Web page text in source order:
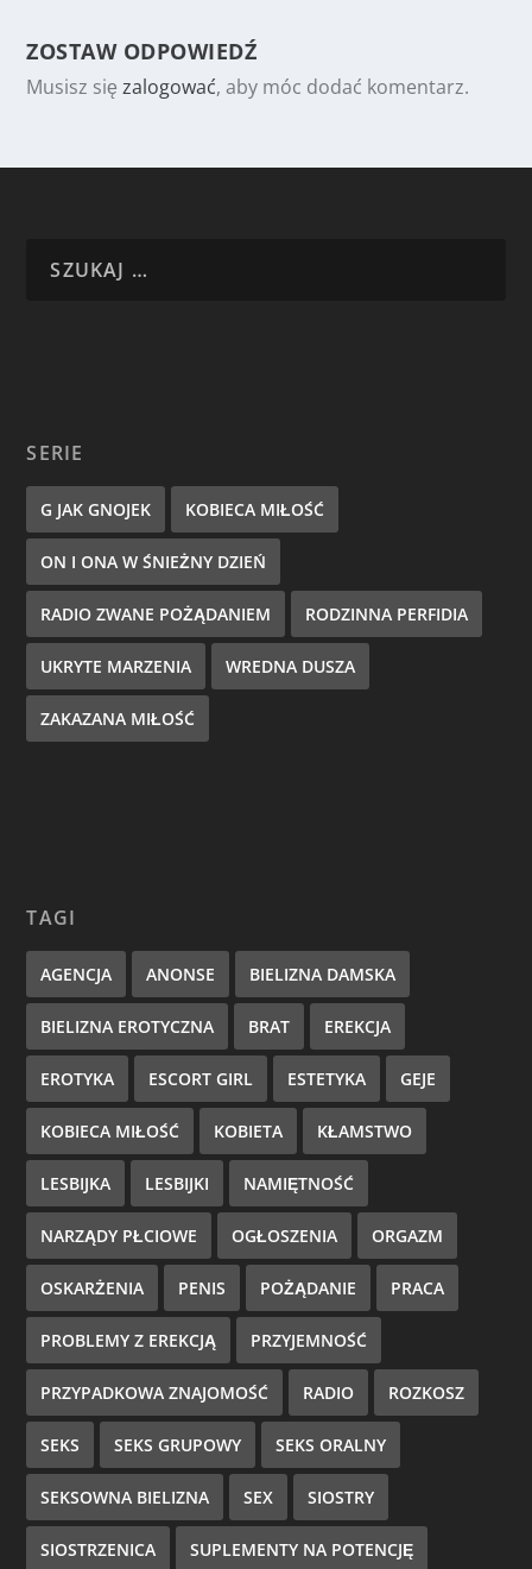
ZOSTAW ODPOWIEDŹ
Musisz sięzalogować, aby móc dodać komentarz.
SERIE
G JAK GNOJEK KOBIECA MIŁOŚĆ
ON I ONA W ŚNIEŻNY DZIEŃ
RADIO ZWANE POŻĄDANIEM RODZINNA PERFIDIA
UKRYTE MARZENIA WREDNA DUSZA
ZAKAZANA MIŁOŚĆ
TAGI
AGENCJA ANONSE BIELIZNA DAMSKA
BIELIZNA EROTYCZNA BRAT EREKCJA
EROTYKA ESCORT GIRL ESTETYKA GEJE
KOBIECA MIŁOŚĆ KOBIETA KŁAMSTWO
LESBIJKA LESBIJKI NAMIĘTNOŚĆ
NARZĄDY PŁCIOWE OGŁOSZENIA ORGAZM
OSKARŻENIA PENIS POŻĄDANIE PRACA
PROBLEMY Z EREKCJĄ PRZYJEMNOŚĆ
PRZYPADKOWA ZNAJOMOŚĆ RADIO ROZKOSZ
SEKS SEKS GRUPOWY SEKS ORALNY
SEKSOWNA BIELIZNA SEX SIOSTRY
SIOSTRZENICA SUPLEMENTY NA POTENCJĘ